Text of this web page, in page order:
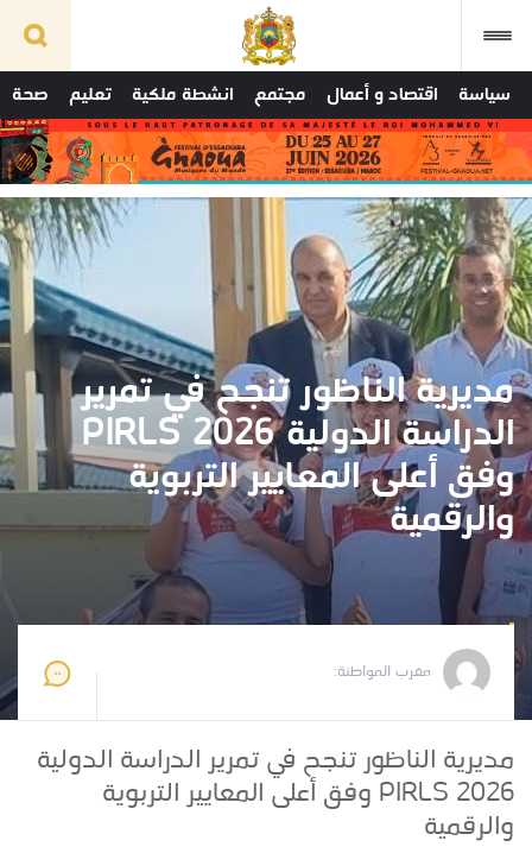
سياسة اقتصاد و أعمال مجتمع انشطة ملكية تعليم صحة
مديرية الناظور تنجح في تمرير
الدراسة الدولية PIRLS 2026
وفق أعلى المعايير التربوية
والرقمية
مغرب المواطنة:
مديرية الناظور تنجح في تمرير الدراسة الدولية
PIRLS 2026 وفق أعلى المعايير التربوية
والرقمية